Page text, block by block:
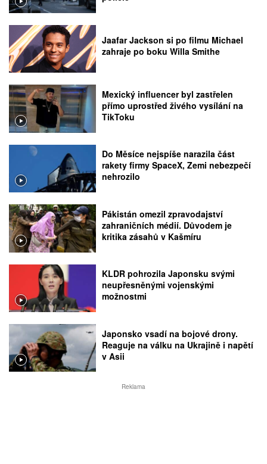
Jaafar Jackson si po filmu Michael
zahraje po boku Willa Smithe
Mexický influencer byl zastřelen
přímo uprostřed živého vysílání na
TikToku
Do Měsíce nejspíše narazila část
rakety firmy SpaceX, Zemi nebezpečí
nehrozilo
Pákistán omezil zpravodajství
zahraničních médií. Důvodem je
kritika zásahů v Kašmíru
KLDR pohrozila Japonsku svými
neupřesněnými vojenskými
možnostmi
Japonsko vsadí na bojové drony.
Reaguje na válku na Ukrajině i napětí
v Asii
Reklama